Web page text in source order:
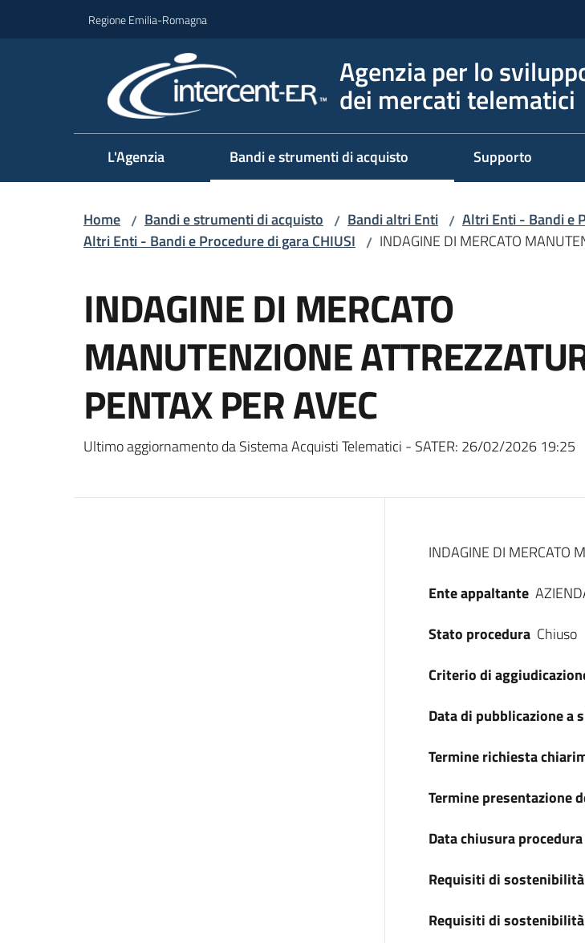
Regione Emilia-Romagna
Agenzia per lo
dei mercati telematici
L'Agenzia Bandi e strumenti di acquisto Supporto
Home / Bandi e strumenti di acquisto / Bandi altri Enti / Altri Enti - Bandi e
Altri Enti - Bandi e Procedure di gara CHIUSI / INDAGINE DI MERCATO
INDAGINE DI MERCATO
MANUTENZIONE
PENTAX PER AVEC
Ultimo aggiornamento da Sistema Acquisti Telematici - SATER: 26/02/2026 19:25
Dati del bando
INDAGINE DI MERCATO
Ente appaltante
Stato procedura Chiuso
Criterio di
Data di pubblicazione a
Termine richiesta
Termine presentazione
Data chiusura procedura
Requisiti di
Requisiti di